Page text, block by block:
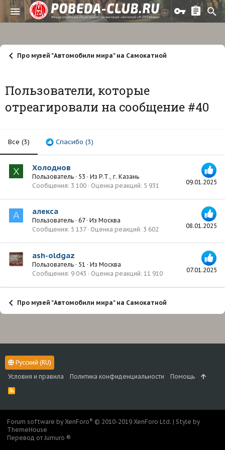
Про музей "Автомобили мира" на Самокатной
Пользователи, которые
отреагировали на сообщение #40
Все (3) Спасибо (3)
Х
09.01.2025
Холоднов
Пользователь · 53 · Из Р.Т., г. Казань
Сообщения 3 100 Оценка реакций 5 931
А
08.01.2025
алекса
Пользователь · 67 · Из Москва
Сообщения 5 137 Оценка реакций 3 602
07.01.2025
ash-oldgaz
Пользователь · 51 · Из Москва
Сообщения 9 043 Оценка реакций 11 910
Про музей "Автомобили мира" на Самокатной
Русский (RU)
Условия и правила
Политика конфиденциальности Помощь
R
S
Forum software by XenForo® © 2010-2019 XenForo Ltd. | Style by
ThemeHouse
Перевод от Jumuro ®